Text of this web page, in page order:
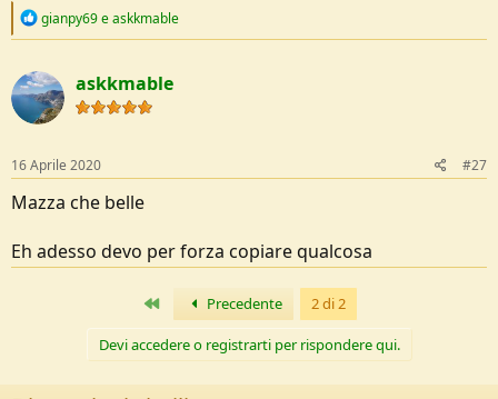
R
c
t
i
o
s
:
gianpy69easkkmable
askkmable
16 Aprile 2020 #27
Mazza che belle
Eh adesso devo per forza copiare qualcosa
Primo Precedente 2 di 2
Devi accedere o registrarti per rispondere qui.